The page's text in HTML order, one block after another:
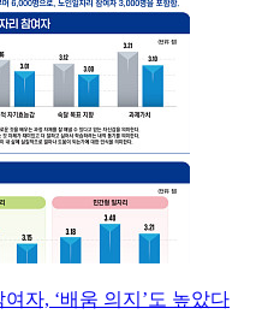
자, ‘배움 의지’도 높았다